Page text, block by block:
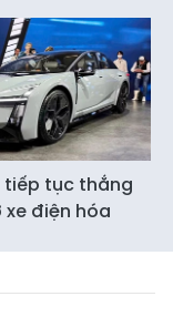
tiếp tục thắng
xe điện hóa